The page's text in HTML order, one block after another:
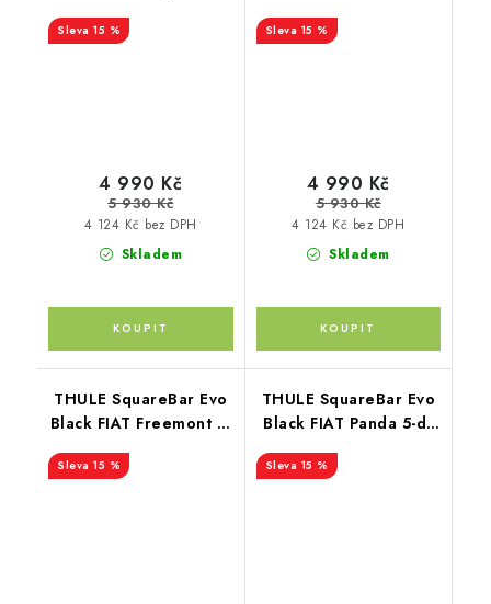
15 %
Skladem
4 124 Kč bez DPH
4 990 Kč
5 930 Kč
15 %
Skladem
4 124 Kč bez DPH
4 990 Kč
5 930 Kč
THULE SquareBar Evo
Black FIAT Freemont 5-
15 %
THULE SquareBar Evo
Black FIAT Panda 5-dr
15 %